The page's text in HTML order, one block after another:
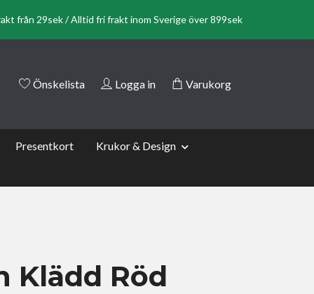
från 29sek / Alltid fri frakt inom Sverige över 899sek
Önskelista Logga in Varukorg
Presentkort
Krukor & Design
Klädd Röd